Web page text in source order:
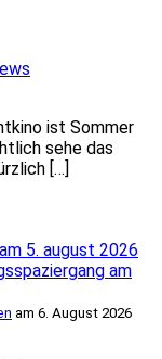
ist Sommer
sehe das
[…]
5. august 2026
am
am 6. August 2026